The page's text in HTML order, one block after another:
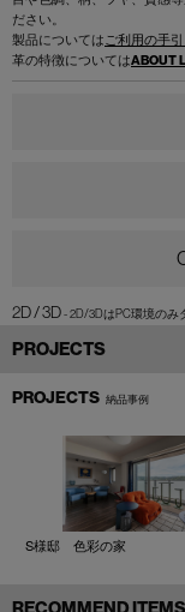
ださい。
製品については ご利用の手引
革の特徴についてはABOUT
2D / 3D
PROJECTS
PROJECTS 納品事例
S様邸 色彩の家